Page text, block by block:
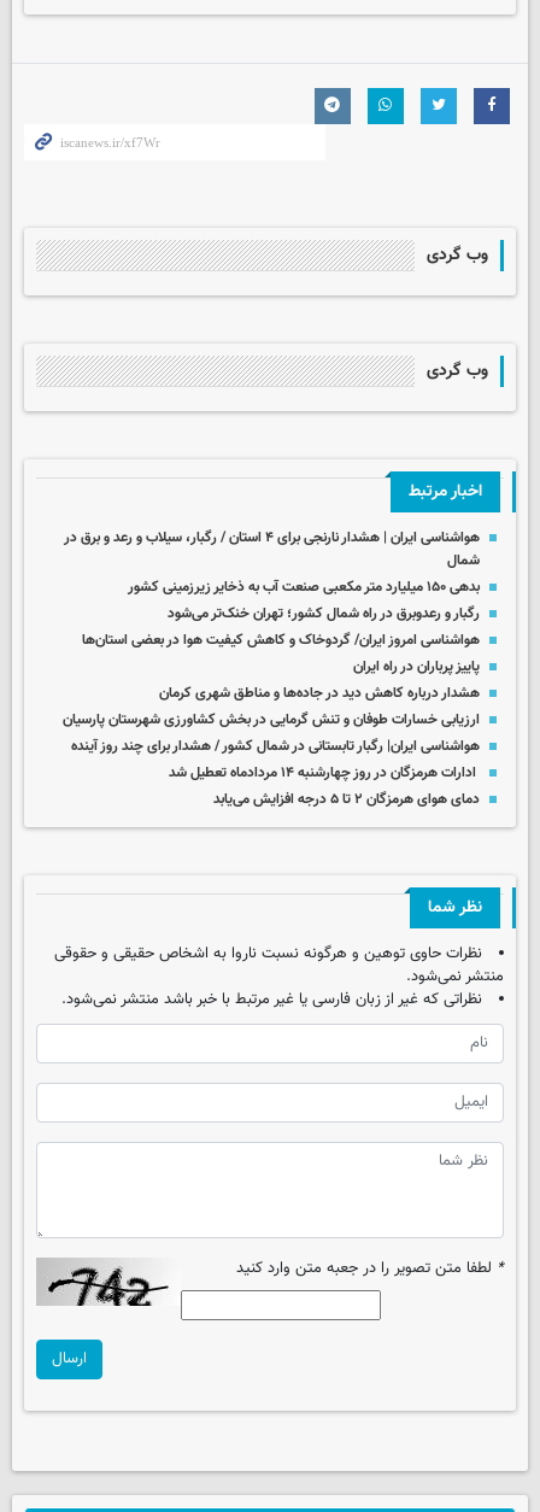
وب گردی
وب گردی
اخبار مرتبط
هواشناسی ایران | هشدار نارنجی برای ۴ استان / رگبار، سیلاب و رعد و برق در
شمال
بدهی ۱۵۰ میلیارد متر مکعبی صنعت آب به ذخایر زیرزمینی کشور
رگبار و رعدوبرق در راه شمال کشور؛ تهران خنک‌تر می‌شود
هواشناسی امروز ایران/ گردوخاک و کاهش کیفیت هوا در بعضی استان‌ها
پاییز پرباران در راه ایران
هشدار درباره کاهش دید در جاده‌ها و مناطق شهری کرمان
ارزیابی خسارات طوفان و تنش گرمایی در بخش کشاورزی شهرستان پارسیان
هواشناسی ایران| رگبار تابستانی در شمال کشور / هشدار برای چند روز آینده
ادارات هرمزگان در روز چهارشنبه ۱۴ مردادماه تعطیل شد
دمای هوای هرمزگان ۲ تا ۵ درجه افزایش می‌یابد
نظر شما
نظرات حاوی توهین و هرگونه نسبت ناروا به اشخاص حقیقی و حقوقی
منتشر نمی‌شود.
نظراتی که غیر از زبان فارسی یا غیر مرتبط با خبر باشد منتشر نمی‌شود.
* لطفا متن تصویر را در جعبه متن وارد کنید
ارسال